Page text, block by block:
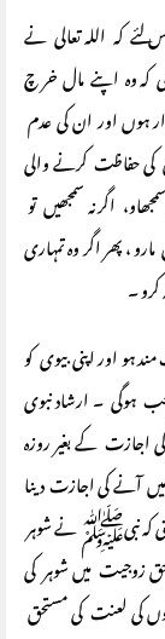
کہ اللہ تعالی نے
وہ اپنے مال خر چ
ہوں اور ان کی عدم
کی حفاظت کرنے والی
اگر نہ سمجھیں تو
، پھر اگر وہ تمہاری
۔
ہو اور اپنی بیوی کو
۔ ارشاد نبوی
کے بغیر روزہ
آنے کی اجازت دینا
کہ نبیﷺ نے شوہر
زوجیت میں شوہر کی
کی لعنت کی مستحق